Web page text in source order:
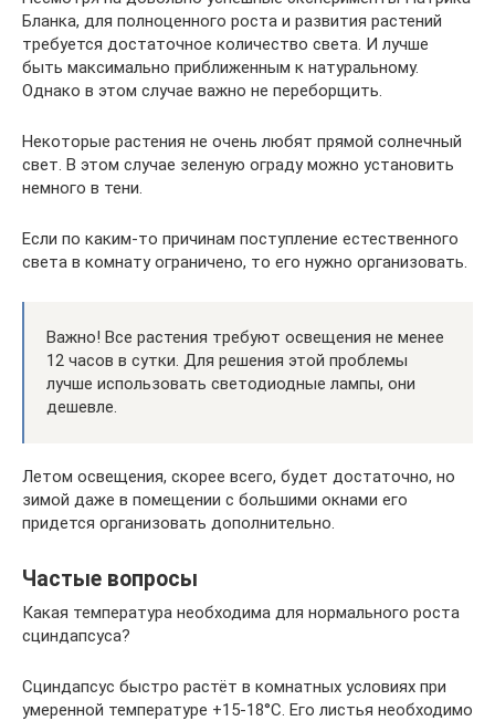
Бланка, для полноценного роста и развития растений
требуется достаточное количество света. И лучше
быть максимально приближенным к натуральному.
Однако в этом случае важно не переборщить.
Некоторые растения не очень любят прямой солнечный
свет. В этом случае зеленую ограду можно установить
немного в тени.
Если по каким-то причинам поступление естественного
света в комнату ограничено, то его нужно организовать.
Важно! Все растения требуют освещения не менее
12 часов в сутки. Для решения этой проблемы
лучше использовать светодиодные лампы, они
дешевле.
Летом освещения, скорее всего, будет достаточно, но
зимой даже в помещении с большими окнами его
придется организовать дополнительно.
Частые вопросы
Какая температура необходима для нормального роста
сциндапсуса?
Сциндапсус быстро растёт в комнатных условиях при
умеренной температуре +15-18°C. Его листья необходимо